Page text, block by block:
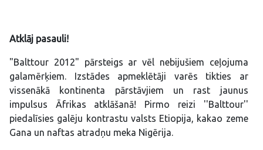
Atklāj pasauli!
"Balttour 2012" pārsteigs ar vēl nebijušiem ceļojuma
galamērķiem. Izstādes apmeklētāji varēs tikties ar
vissenākā kontinenta pārstāvjiem un rast jaunus
impulsus Āfrikas atklāšanā! Pirmo reizi ''Balttour''
piedalīsies galēju kontrastu valsts Etiopija, kakao zeme
Gana un naftas atradņu meka Nigērija.